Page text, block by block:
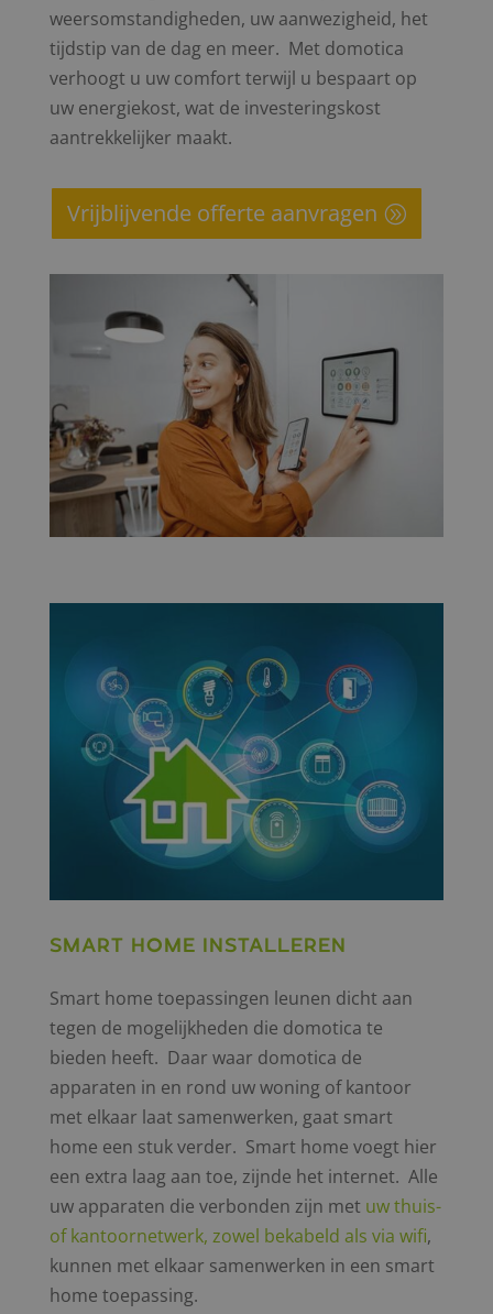
weersomstandigheden, uw aanwezigheid, het
tijdstip van de dag en meer. Met domotica
verhoogt u uw comfort terwijl u bespaart op
uw energiekost, wat de investeringskost
aantrekkelijker maakt.
Vrijblijvende offerte aanvragen
Smart home installeren
Smart home toepassingen leunen dicht aan
tegen de mogelijkheden die domotica te
bieden heeft. Daar waar domotica de
apparaten in en rond uw woning of kantoor
met elkaar laat samenwerken, gaat smart
home een stuk verder. Smart home voegt hier
een extra laag aan toe, zijnde het internet. Alle
uw apparaten die verbonden zijn met uw thuis-
of kantoornetwerk, zowel bekabeld als via wifi,
kunnen met elkaar samenwerken in een smart
home toepassing.